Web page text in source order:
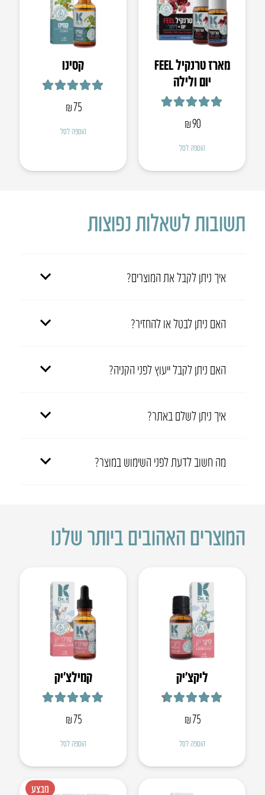
מארז טרנקיל FEEL
יום ולילה
₪90
הוספה לסל
קסינו
₪75
הוספה לסל
תשובות לשאלות נפוצות
איך ניתן לקבל את המוצרים?
האם ניתן לבטל או להחזיר?
האם ניתן לקבל ייעוץ לפני הקניה?
איך ניתן לשלם באתר?
מה חשוב לדעת לפני השימוש במוצר?
המוצרים האהובים ביותר שלנו
ליקצ’יק
₪75
הוספה לסל
קמילצ’יק
₪75
הוספה לסל
מבצע